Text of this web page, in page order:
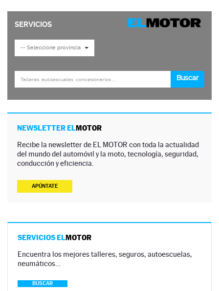
NEWSLETTER ELMOTOR
Recibe la newsletter de EL MOTOR con toda la actualidad
del mundo del automóvil y la moto, tecnología, seguridad,
conducción y eficiencia.
APÚNTATE
SERVICIOS ELMOTOR
Encuentra los mejores talleres, seguros, autoescuelas,
neumáticos…
BUSCAR